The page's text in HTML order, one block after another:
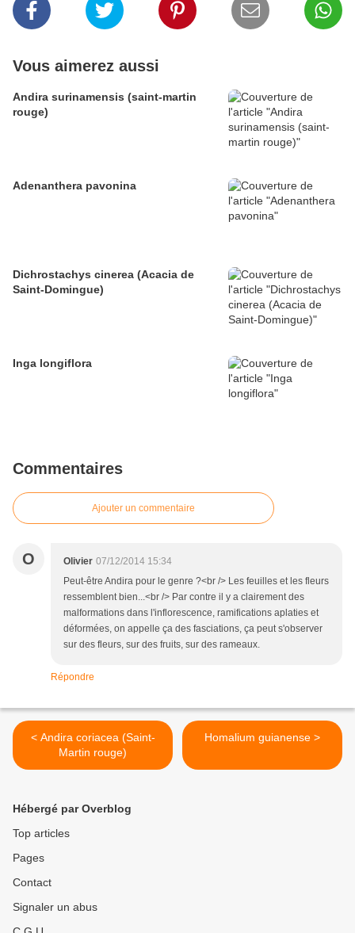
Vous aimerez aussi
Andira surinamensis (saint-martin
rouge)
Adenanthera pavonina
Dichrostachys cinerea (Acacia de
Saint-Domingue)
Inga longiflora
Commentaires
Ajouter un commentaire
O Olivier 07/12/2014 15:34
Peut-être Andira pour le genre ?<br /> Les feuilles et les fleurs
ressemblent bien...<br /> Par contre il y a clairement des
malformations dans l'inflorescence, ramifications aplaties et
déformées, on appelle ça des fasciations, ça peut s'observer
sur des fleurs, sur des fruits, sur des rameaux.
Répondre
< Andira coriacea (Saint-
Martin rouge)
Homalium guianense >
Hébergé par Overblog
Top articles
Pages
Contact
Signaler un abus